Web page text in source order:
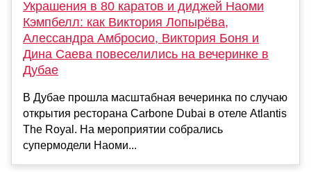
Украшения в 80 каратов и диджей Наоми
Кэмпбелл: как Виктория Лопырёва,
Алессандра Амбросио, Виктория Боня и
Дина Саева повеселились на вечеринке в
Дубае
В Дубае прошла масштабная вечеринка по случаю
открытия ресторана Carbone Dubai в отеле Atlantis
The Royal. На мероприятии собрались
супермодели Наоми...